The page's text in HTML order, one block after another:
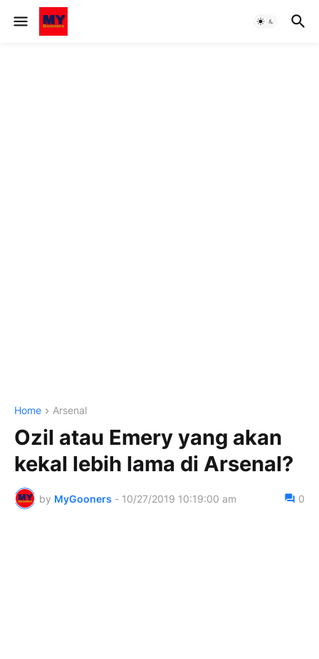
Home Arsenal
Ozil atau Emery yang akan
kekal lebih lama di Arsenal?
by MyGooners - 10/27/2019 10:19:00 am 0